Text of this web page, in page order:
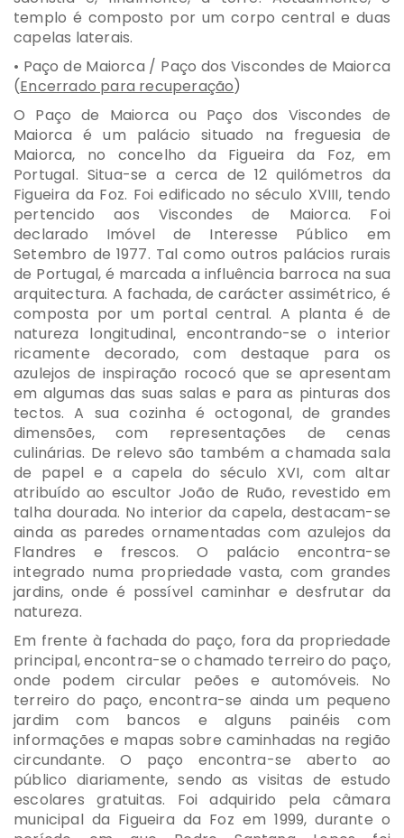
templo é composto por um corpo central e duas
capelas laterais.
• Paço de Maiorca / Paço dos Viscondes de Maiorca
(Encerrado para recuperação)
O Paço de Maiorca ou Paço dos Viscondes de
Maiorca é um palácio situado na freguesia de
Maiorca, no concelho da Figueira da Foz, em
Portugal. Situa-se a cerca de 12 quilómetros da
Figueira da Foz. Foi edificado no século XVIII, tendo
pertencido aos Viscondes de Maiorca. Foi
declarado Imóvel de Interesse Público em
Setembro de 1977. Tal como outros palácios rurais
de Portugal, é marcada a influência barroca na sua
arquitectura. A fachada, de carácter assimétrico, é
composta por um portal central. A planta é de
natureza longitudinal, encontrando-se o interior
ricamente decorado, com destaque para os
azulejos de inspiração rococó que se apresentam
em algumas das suas salas e para as pinturas dos
tectos. A sua cozinha é octogonal, de grandes
dimensões, com representações de cenas
culinárias. De relevo são também a chamada sala
de papel e a capela do século XVI, com altar
atribuído ao escultor João de Ruão, revestido em
talha dourada. No interior da capela, destacam-se
ainda as paredes ornamentadas com azulejos da
Flandres e frescos. O palácio encontra-se
integrado numa propriedade vasta, com grandes
jardins, onde é possível caminhar e desfrutar da
natureza.
Em frente à fachada do paço, fora da propriedade
principal, encontra-se o chamado terreiro do paço,
onde podem circular peões e automóveis. No
terreiro do paço, encontra-se ainda um pequeno
jardim com bancos e alguns painéis com
informações e mapas sobre caminhadas na região
circundante. O paço encontra-se aberto ao
público diariamente, sendo as visitas de estudo
escolares gratuitas. Foi adquirido pela câmara
municipal da Figueira da Foz em 1999, durante o